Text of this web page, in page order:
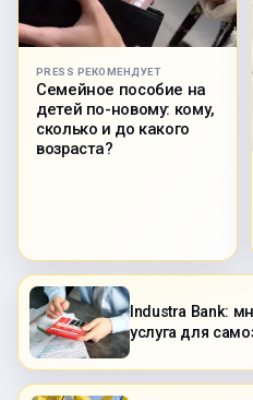
PRESS РЕКОМЕНДУЕТ
Семейное пособие на
детей по-новому: кому,
сколько и до какого
возраста?
Industra Bank:
услуга для